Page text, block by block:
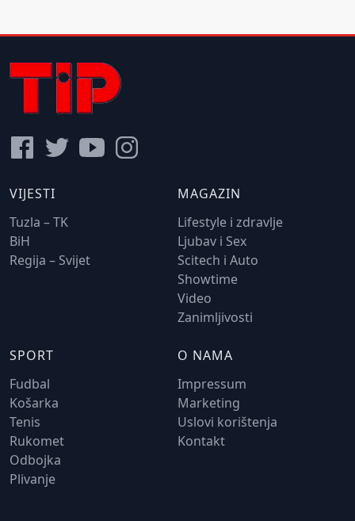
VIJESTI
Tuzla – TK
BiH
Regija – Svijet
MAGAZIN
Lifestyle i zdravlje
Ljubav i Sex
Scitech i Auto
Showtime
Video
Zanimljivosti
SPORT
Fudbal
Košarka
Tenis
Rukomet
Odbojka
Plivanje
O NAMA
Impressum
Marketing
Uslovi korištenja
Kontakt